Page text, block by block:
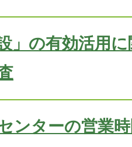
」の有効活用
ンターの営業